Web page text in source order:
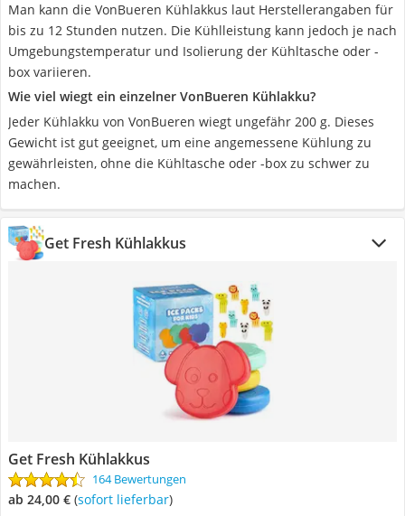
Man kann die VonBueren Kühlakkus laut Herstellerangaben für
bis zu 12 Stunden nutzen. Die Kühlleistung kann jedoch je nach
Umgebungstemperatur und Isolierung der Kühltasche oder -
box variieren.
Wie viel wiegt ein einzelner VonBueren Kühlakku?
Jeder Kühlakku von VonBueren wiegt ungefähr 200 g. Dieses
Gewicht ist gut geeignet, um eine angemessene Kühlung zu
gewährleisten, ohne die Kühltasche oder -box zu schwer zu
machen.
Get Fresh Kühlakkus
Get Fresh Kühlakkus
164 Bewertungen
ab 24,00 € ( Sofort lieferbar)